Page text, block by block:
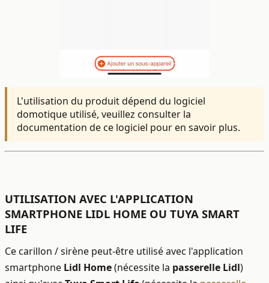
L'utilisation du produit dépend du logiciel
domotique utilisé, veuillez consulter la
documentation de ce logiciel pour en savoir plus.
UTILISATION AVEC L'APPLICATION
SMARTPHONE LIDL HOME OU TUYA SMART
LIFE
Ce carillon / sirène peut-être utilisé avec l'application
smartphone Lidl Home(nécessite la passerelle Lidl)